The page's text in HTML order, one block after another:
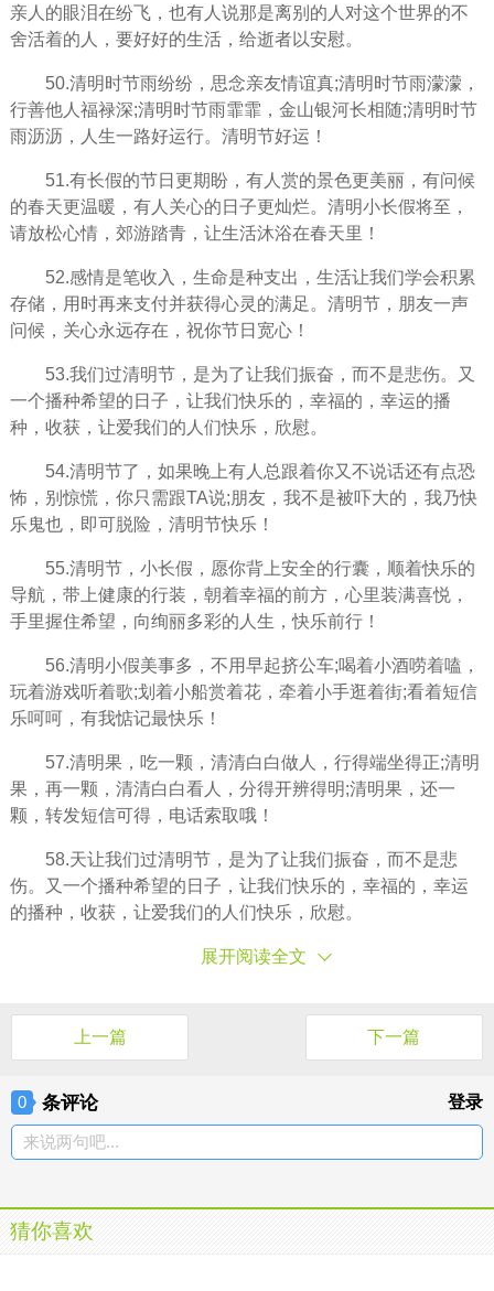
亲人的眼泪在纷飞，也有人说那是离别的人对这个世界的不
舍活着的人，要好好的生活，给逝者以安慰。
50.清明时节雨纷纷，思念亲友情谊真;清明时节雨濛濛，
行善他人福禄深;清明时节雨霏霏，金山银河长相随;清明时节
雨沥沥，人生一路好运行。清明节好运！
51.有长假的节日更期盼，有人赏的景色更美丽，有问候
的春天更温暖，有人关心的日子更灿烂。清明小长假将至，
请放松心情，郊游踏青，让生活沐浴在春天里！
52.感情是笔收入，生命是种支出，生活让我们学会积累
存储，用时再来支付并获得心灵的满足。清明节，朋友一声
问候，关心永远存在，祝你节日宽心！
53.我们过清明节，是为了让我们振奋，而不是悲伤。又
一个播种希望的日子，让我们快乐的，幸福的，幸运的播
种，收获，让爱我们的人们快乐，欣慰。
54.清明节了，如果晚上有人总跟着你又不说话还有点恐
怖，别惊慌，你只需跟TA说;朋友，我不是被吓大的，我乃快
乐鬼也，即可脱险，清明节快乐！
55.清明节，小长假，愿你背上安全的行囊，顺着快乐的
导航，带上健康的行装，朝着幸福的前方，心里装满喜悦，
手里握住希望，向绚丽多彩的人生，快乐前行！
56.清明小假美事多，不用早起挤公车;喝着小酒唠着嗑，
玩着游戏听着歌;划着小船赏着花，牵着小手逛着街;看着短信
乐呵呵，有我惦记最快乐！
57.清明果，吃一颗，清清白白做人，行得端坐得正;清明
果，再一颗，清清白白看人，分得开辨得明;清明果，还一
颗，转发短信可得，电话索取哦！
58.天让我们过清明节，是为了让我们振奋，而不是悲
伤。又一个播种希望的日子，让我们快乐的，幸福的，幸运
的播种，收获，让爱我们的人们快乐，欣慰。
展开阅读全文
上一篇 下一篇
0 条评论 登录
来说两句吧...
猜你喜欢